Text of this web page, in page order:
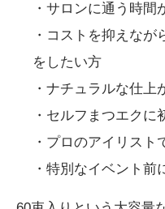
・サロンに通う時
・コストを抑えな
をしたい方
・ナチュラルな仕上
・セルフまつエク
・プロのアイリス
・特別なイベント